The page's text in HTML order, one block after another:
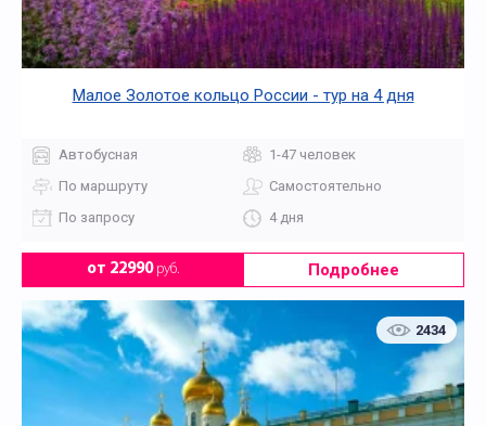
Малое Золотое кольцо России - тур на 4 дня
Автобусная
1-47 человек
По маршруту
Самостоятельно
По запросу
4 дня
от 22990руб. Подробнее
2434